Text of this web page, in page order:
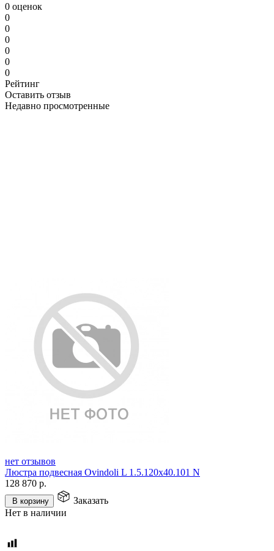
0 оценок
0
0
0
0
0
0
Рейтинг
Оставить отзыв
Недавно просмотренные
нет отзывов
Люстра подвесная Ovindoli L 1.5.120x40.101 N
128 870 р.
В корзину
Заказать
Нет в наличии